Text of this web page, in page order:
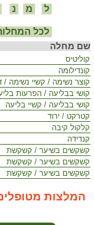
ל
מ נ
לכל
שם מחלה
קוליטיס
קונדילומה
קוצר נשימה / קשיי נשימה /
קושי בבליעה / הפרעות
קושי בבליעה / קשיי בליעה
קטרקט / ירוד
קלקול קיבה
קנדידה
קשקשים בשיער / קשקשת
קשקשים בשיער / קשקשת
קשקשים בשיער / קשקשת